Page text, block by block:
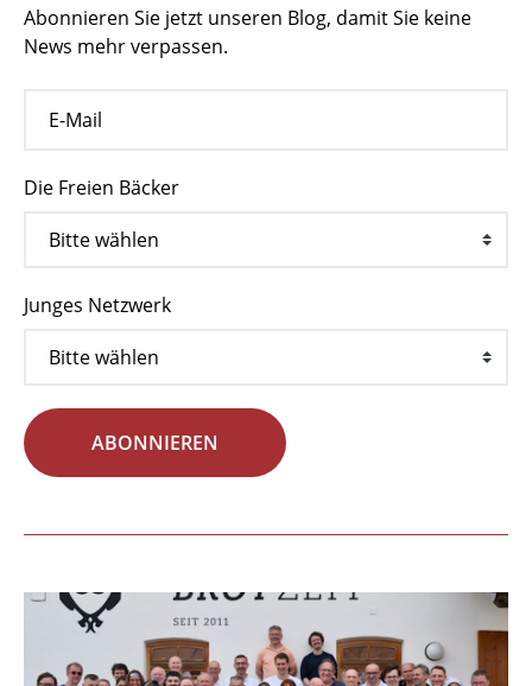
Abonnieren Sie jetzt unseren Blog, damit Sie keine
News mehr verpassen.
Die Freien Bäcker
Junges Netzwerk
ABONNIEREN